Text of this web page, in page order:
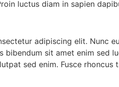
luctus diam in sapien
adipiscing elit. Nunc
bibendum sit amet enim sed
sed enim. Fusce